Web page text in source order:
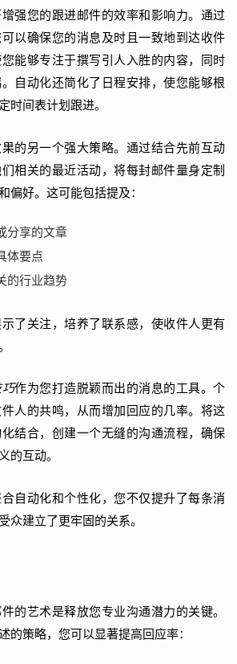
强您的跟进邮件的效率和影响力。通过
以确保您的消息及时且一致地到达收件
能够专注于撰写引人入胜的内容，同时
自动化还简化了日程安排，使您能够根
时间表计划跟进。
的另一个强大策略。通过结合先前互动
相关的最近活动，将每封邮件量身定制
偏好。这可能包括提及：
分享的文章
体要点
的行业趋势
了关注，培养了联系感，使收件人更有
作为您打造脱颖而出的消息的工具。个
人的共鸣，从而增加回应的几率。将这
结合，创建一个无缝的沟通流程，确保
的互动。
自动化和个性化，您不仅提升了每条消
众建立了更牢固的关系。
的艺术是释放您专业沟通潜力的关键。
的策略，您可以显著提高回应率：